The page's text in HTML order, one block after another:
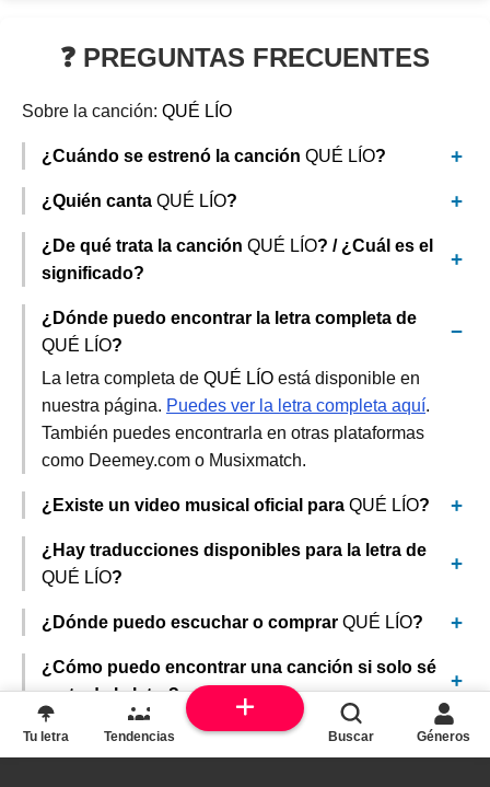
❓ PREGUNTAS FRECUENTES
Sobre la canción: QUÉ LÍO
¿Cuándo se estrenó la canción QUÉ LÍO?
¿Quién canta QUÉ LÍO?
¿De qué trata la canción QUÉ LÍO? / ¿Cuál es el
significado?
¿Dónde puedo encontrar la letra completa de
QUÉ LÍO?
La letra completa de QUÉ LÍO está disponible en
nuestra página. Puedes ver la letra completa aquí.
También puedes encontrarla en otras plataformas
como Deemey.com o Musixmatch.
¿Existe un video musical oficial para QUÉ LÍO?
¿Hay traducciones disponibles para la letra de
QUÉ LÍO?
¿Dónde puedo escuchar o comprar QUÉ LÍO?
¿Cómo puedo encontrar una canción si solo sé
parte de la letra?
Tu letra Tendencias Buscar Géneros